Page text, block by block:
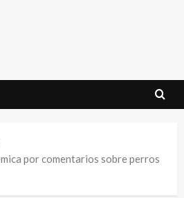
por comentarios sobre perros